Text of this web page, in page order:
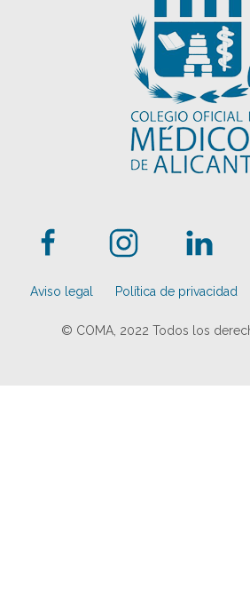
Aviso legal Política de privacidad
© COMA, 2022 Todos los